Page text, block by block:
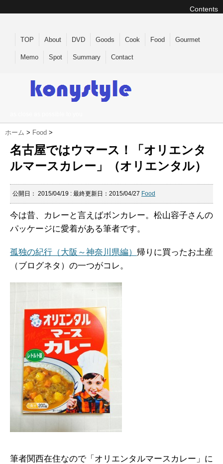
Contents
TOP About DVD Goods Cook Food Gourmet
Memo Spot Summary Contact
ホーム > Food >
名古屋ではウマース！「オリエンタ
ルマースカレー」（オリエンタル）
公開日： 2015/04/19 : 最終更新日：2015/04/27 Food
今は昔、カレーと言えばボンカレー。松山容子さんの
パッケージに愛着がある筆者です。
孤独の紀行（大阪～神奈川県編） 帰りに買ったお土産
（ブログネタ）の一つがコレ。
筆者関西在住なので「オリエンタルマースカレー」に